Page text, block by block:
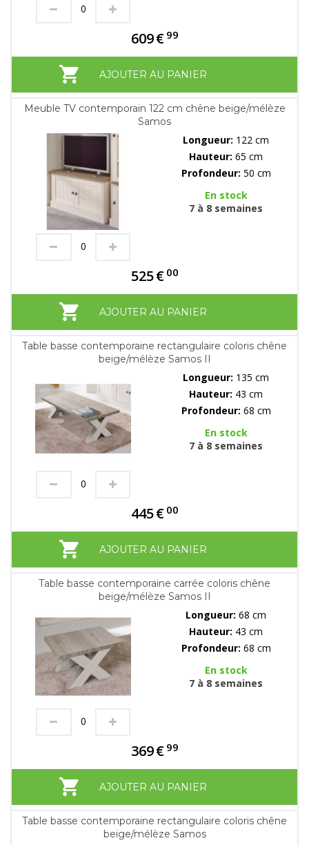
609€ 99
AJOUTER AU PANIER
Meuble TV contemporain 122 cm chêne beige/mélèze
Samos
Longueur: 122 cm
Hauteur: 65 cm
Profondeur: 50 cm
En stock
7 à 8 semaines
525€ 00
AJOUTER AU PANIER
Table basse contemporaine rectangulaire coloris chêne
beige/mélèze Samos II
Longueur: 135 cm
Hauteur: 43 cm
Profondeur: 68 cm
En stock
7 à 8 semaines
445€ 00
AJOUTER AU PANIER
Table basse contemporaine carrée coloris chêne
beige/mélèze Samos II
Longueur: 68 cm
Hauteur: 43 cm
Profondeur: 68 cm
En stock
7 à 8 semaines
369€ 99
AJOUTER AU PANIER
Table basse contemporaine rectangulaire coloris chêne
beige/mélèze Samos